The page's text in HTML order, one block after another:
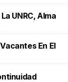
UNRC, Alma
En El